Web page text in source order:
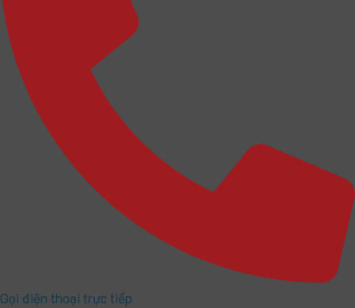
Gọi điện thoại trực tiếp